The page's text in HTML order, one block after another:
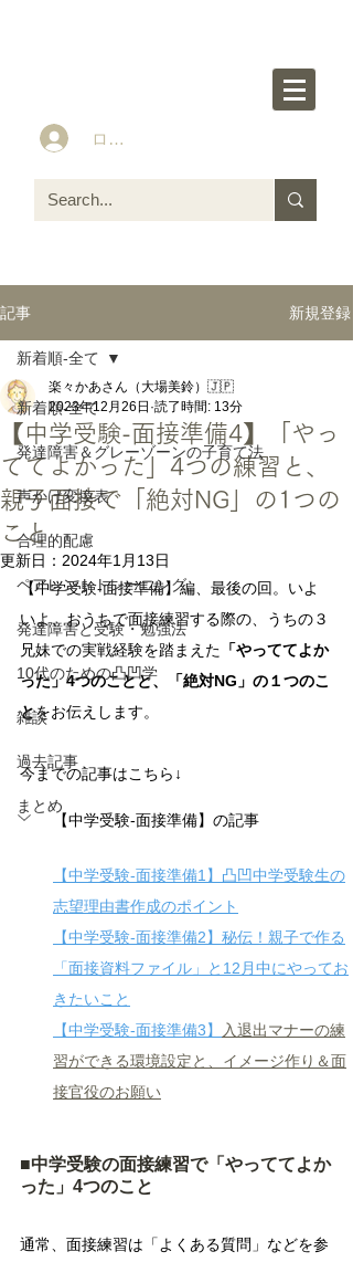
ログイン
記事 新規登録
新着順-全て
発達障害＆グレーゾーンの子育て法
声かけ変換表
合理的配慮
ペアレントトレーニング
発達障害と受験・勉強法
10代のための凸凹学
雑談
過去記事
まとめ
新着順-全て
【中学受験-面接準備4】「やっ
ててよかった」4つの練習と、
親子面接で「絶対NG」の1つの
こと
楽々かあさん（大場美鈴）🇯🇵
2023年12月26日 読了時間: 13分
更新日： 2024年1月13日
【中学受験-面接準備】編、最後の回。いよ
いよ、おうちで面接練習する際の、うちの３
兄妹での実戦経験を踏まえた 「やっててよか
った」4つのことと、「絶対NG」の１つのこ
とをお伝えします。
今までの記事はこちら↓
【中学受験-面接準備】の記事
【中学受験-面接準備1】凸凹中学受験生の
志望理由書作成のポイント
【中学受験-面接準備2】秘伝！親子で作る
「面接資料ファイル」と12月中にやってお
きたいこと
【中学受験-面接準備3】
入退出マナーの練
習ができる環境設定と、イメージ作り＆面
接官役のお願い
■中学受験の面接練習で「やっててよか
った」4つのこと
通常、面接練習は「よくある質問」などを参